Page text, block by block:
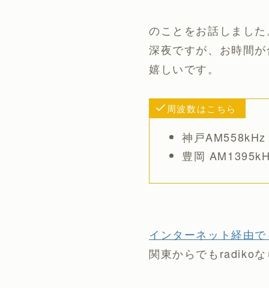
のことをお話しまし
深夜ですが、お時間
嬉しいです。
周波数はこちら
神戸AM558kHz
豊岡
インターネット経由
関東からでもradiko